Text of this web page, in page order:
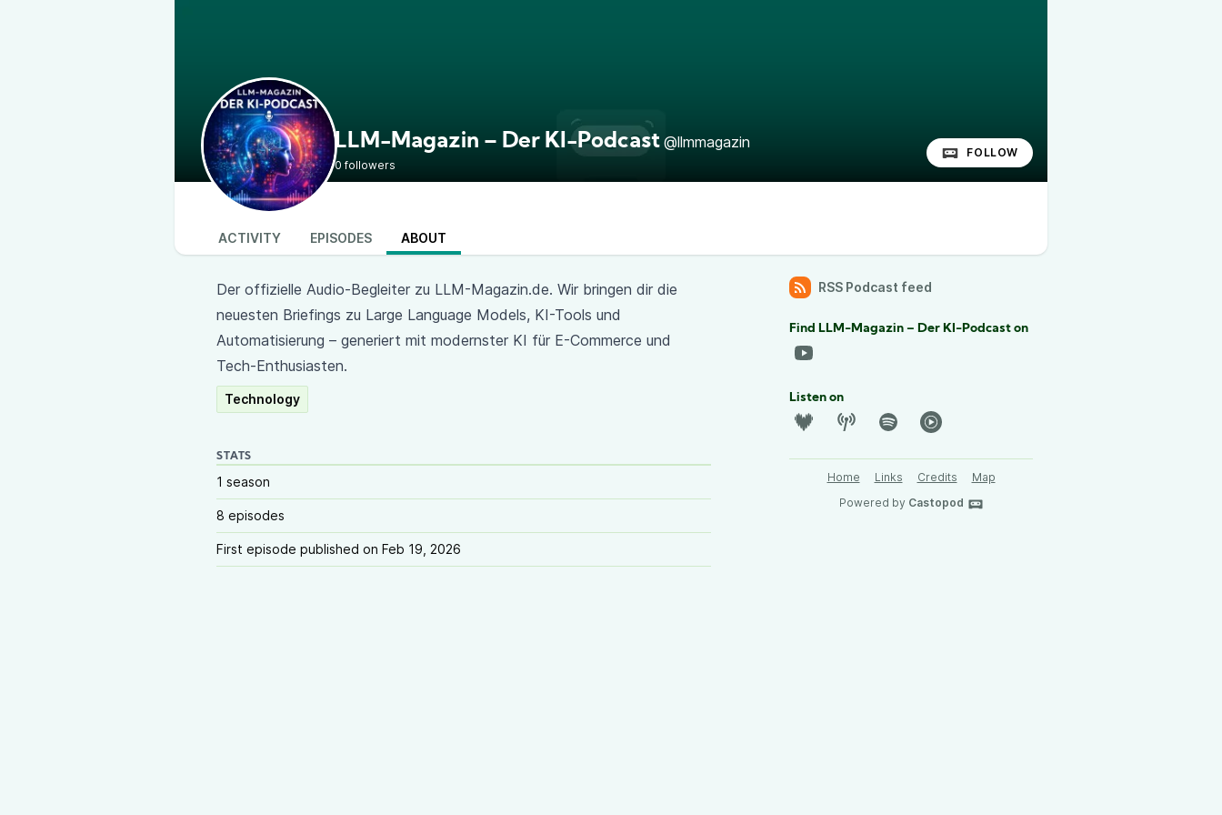
LLM-Magazin – Der KI-Podcast @llmmagazin
0 followers
FOLLOW
ACTIVITY EPISODES ABOUT
Der offizielle Audio-Begleiter zu LLM-Magazin.de. Wir bringen dir die
neuesten Briefings zu Large Language Models, KI-Tools und
Automatisierung – generiert mit modernster KI für E-Commerce und
Tech-Enthusiasten.
Technology
STATS
1 season
8 episodes
First episode published on Feb 19, 2026
RSS Podcast feed
Find LLM-Magazin – Der KI-Podcast on
Listen on
Home Links Credits
Map
Powered by Castopod